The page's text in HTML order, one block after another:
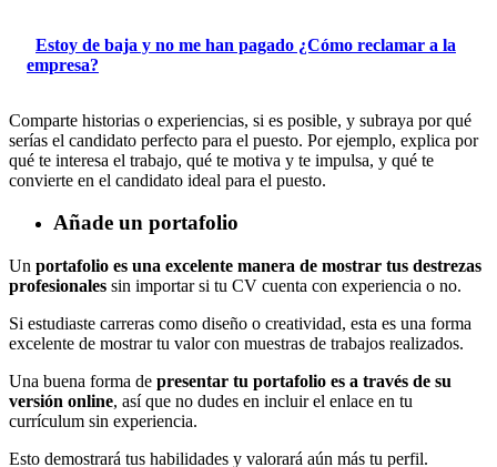
Estoy de baja y no me han pagado ¿Cómo reclamar a la
empresa?
Comparte historias o experiencias, si es posible, y subraya por qué
serías el candidato perfecto para el puesto. Por ejemplo, explica por
qué te interesa el trabajo, qué te motiva y te impulsa, y qué te
convierte en el candidato ideal para el puesto.
Añade un portafolio
Un portafolio es una excelente manera de mostrar tus destrezas
profesionales sin importar si tu CV cuenta con experiencia o no.
Si estudiaste carreras como diseño o creatividad, esta es una forma
excelente de mostrar tu valor con muestras de trabajos realizados.
Una buena forma de presentar tu portafolio es a través de su
versión online, así que no dudes en incluir el enlace en tu
currículum sin experiencia.
Esto demostrará tus habilidades y valorará aún más tu perfil.